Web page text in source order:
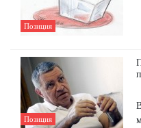
Позиция
Позиция